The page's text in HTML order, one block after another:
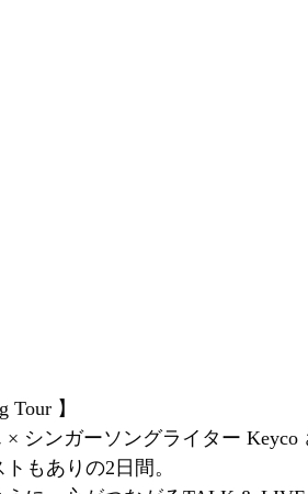
Tour 】
× シンガーソングライター
もありの2日間。